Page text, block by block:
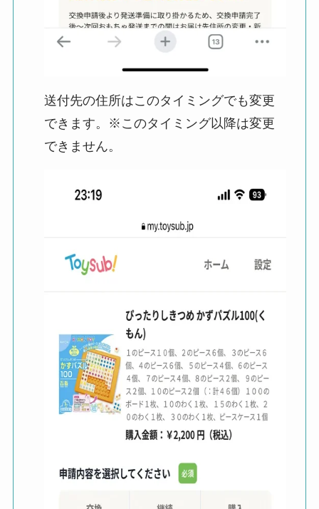
送付先の住所はこのタイミングでも変更
できます。※このタイミング以降は変更
できません。